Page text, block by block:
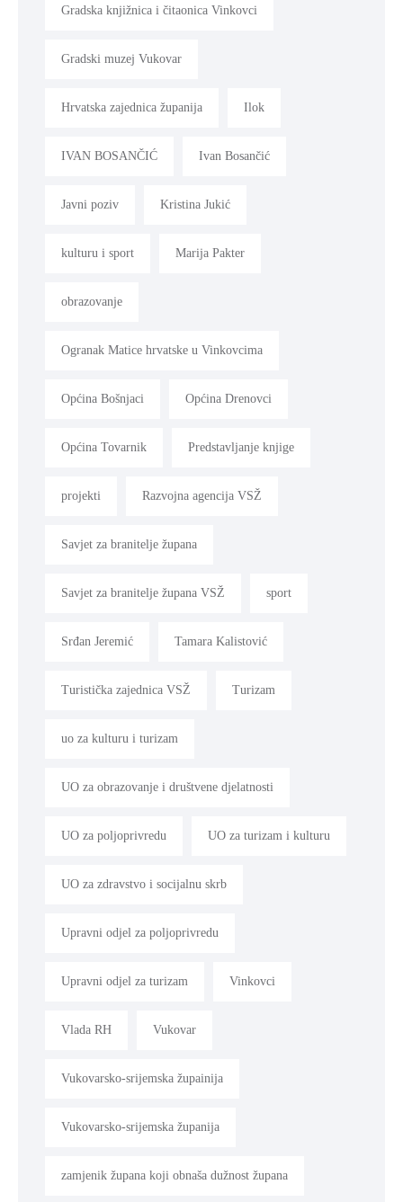
Gradska knjižnica i čitaonica Vinkovci
Gradski muzej Vukovar
Hrvatska zajednica županija Ilok
IVAN BOSANČIĆ Ivan Bosančić
Javni poziv Kristina Jukić
kulturu i sport Marija Pakter
obrazovanje
Ogranak Matice hrvatske u Vinkovcima
Općina Bošnjaci Općina Drenovci
Općina Tovarnik Predstavljanje knjige
projekti Razvojna agencija VSŽ
Savjet za branitelje župana
Savjet za branitelje župana VSŽ sport
Srđan Jeremić Tamara Kalistović
Turistička zajednica VSŽ Turizam
uo za kulturu i turizam
UO za obrazovanje i društvene djelatnosti
UO za poljoprivredu UO za turizam i kulturu
UO za zdravstvo i socijalnu skrb
Upravni odjel za poljoprivredu
Upravni odjel za turizam Vinkovci
Vlada RH Vukovar
Vukovarsko-srijemska župainija
Vukovarsko-srijemska županija
zamjenik župana koji obnaša dužnost župana